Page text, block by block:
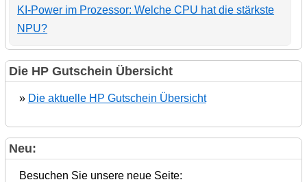
KI-Power im Prozessor: Welche CPU hat die stärkste
NPU?
Die HP Gutschein Übersicht
» Die aktuelle HP Gutschein Übersicht
Neu:
Besuchen Sie unsere neue Seite: